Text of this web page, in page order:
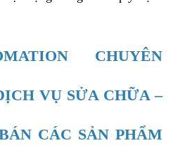
CHUYÊN
VỤ SỬA CHỮA –
CÁC SẢN PHẨM